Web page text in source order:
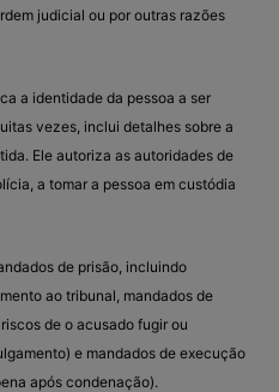
judicial ou por outras razões
a identidade da pessoa a ser
vezes, inclui detalhes sobre a
Ele autoriza as autoridades de
a tomar a pessoa em custódia
de prisão, incluindo
ao tribunal, mandados de
de o acusado fugir ou
e mandados de execução
após condenação).